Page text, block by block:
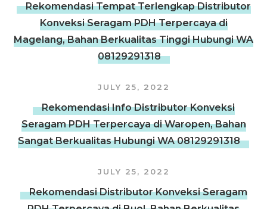
Rekomendasi Tempat Terlengkap Distributor
Konveksi Seragam PDH Terpercaya di
Magelang, Bahan Berkualitas Tinggi Hubungi WA
08129291318
JULY 25, 2022
Rekomendasi Info Distributor Konveksi
Seragam PDH Terpercaya di Waropen, Bahan
Sangat Berkualitas Hubungi WA 08129291318
JULY 25, 2022
Rekomendasi Distributor Konveksi Seragam